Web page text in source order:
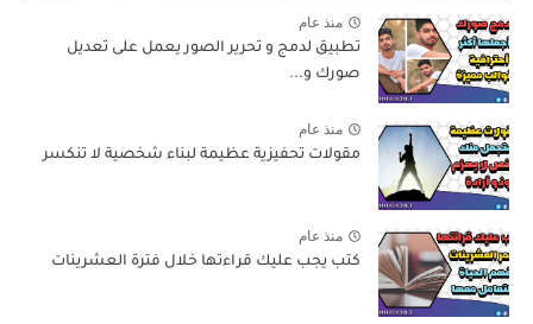
منذ عام
تطبيق لدمج و تحرير الصور يعمل على تعديل
صورك و...
منذ عام
مقولات تحفيزية عظيمة لبناء شخصية لا تنكسر
منذ عام
كتب يجب عليك قراءتها خلال فترة العشرينات